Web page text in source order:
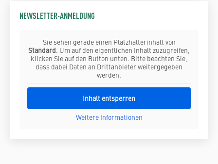
NEWSLETTER-ANMELDUNG
Sie sehen gerade einen Platzhalterinhalt von
Standard. Um auf den eigentlichen Inhalt zuzugreifen,
klicken Sie auf den Button unten. Bitte beachten Sie,
dass dabei Daten an Drittanbieter weitergegeben
werden.
Inhalt entsperren
Weitere Informationen